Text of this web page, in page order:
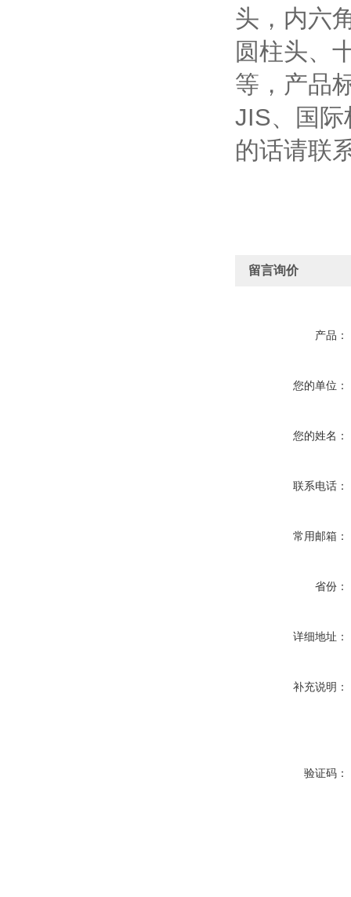
头，内六
圆柱头、
等，产品
JIS、国际
的话请联
留言询价
产品：
您的单位：
您的姓名：
联系电话：
常用邮箱：
省份：
详细地址：
补充说明：
验证码：